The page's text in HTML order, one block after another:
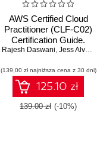
AWS Certified Cloud
Practitioner (CLF-C02)
Certification Guide.
Master AWS
architecture, security,
and pricing for the CLF-
C02 exam - Second
Edition
Rajesh Daswani, Jess Alvarez
(139,00 zł najniższa cena z 30 dni)
125.10 zł
139.00 zł (-10%)